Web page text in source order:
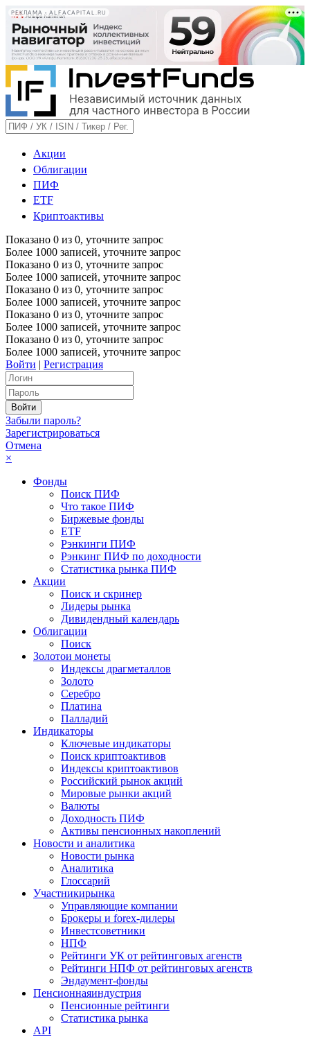
РЕКЛАМА • ALFACAPITAL.RU
Акции
Облигации
ПИФ
ETF
Криптоактивы
Показано 0 из 0, уточните запрос
Более 1000 записей, уточните запрос
Показано 0 из 0, уточните запрос
Более 1000 записей, уточните запрос
Показано 0 из 0, уточните запрос
Более 1000 записей, уточните запрос
Показано 0 из 0, уточните запрос
Более 1000 записей, уточните запрос
Показано 0 из 0, уточните запрос
Более 1000 записей, уточните запрос
Войти | Регистрация
Забыли пароль?
Зарегистрироваться
Отмена
×
Фонды
Поиск ПИФ
Что такое ПИФ
Биржевые фонды
ETF
Рэнкинги ПИФ
Рэнкинг ПИФ по доходности
Статистика рынка ПИФ
Акции
Поиск и скринер
Лидеры рынка
Дивидендный календарь
Облигации
Поиск
Золотои монеты
Индексы драгметаллов
Золото
Серебро
Платина
Палладий
Индикаторы
Ключевые индикаторы
Поиск криптоактивов
Индексы криптоактивов
Российский рынок акций
Мировые рынки акций
Валюты
Доходность ПИФ
Активы пенсионных накоплений
Новости и аналитика
Новости рынка
Аналитика
Глоссарий
Участникирынка
Управляющие компании
Брокеры и forex-дилеры
Инвестсоветники
НПФ
Рейтинги УК от рейтинговых агенств
Рейтинги НПФ от рейтинговых агенств
Эндаумент-фонды
Пенсионнаяиндустрия
Пенсионные рейтинги
Статистика рынка
API